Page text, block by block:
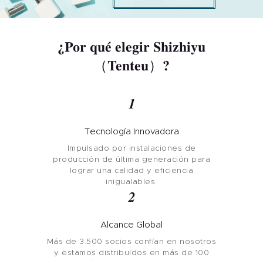
¿Por qué elegir Shizhiyu
（Tenteu）?
1
Tecnología Innovadora
Impulsado por instalaciones de
producción de última generación para
lograr una calidad y eficiencia
inigualables.
2
Alcance Global
Más de 3.500 socios confían en nosotros
y estamos distribuidos en más de 100